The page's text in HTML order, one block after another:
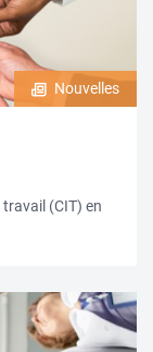
Nouvelles
(CIT) en